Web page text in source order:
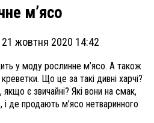
м’ясо
жовтня 2020 14:42
у моду рослинне м’ясо. А також
Що це за такі дивні харчі?
якщо є звичайні? Які вони на смак,
і де продають м’ясо нетваринного